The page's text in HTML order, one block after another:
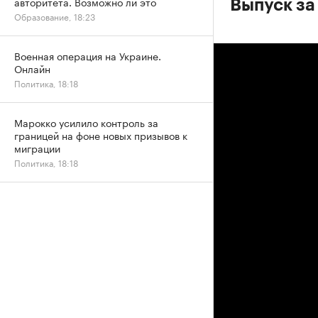
Выпуск
Образование, 18:23
Военная операция на Украине.
Онлайн
Политика, 18:18
Марокко усилило контроль за
границей на фоне новых призывов к
миграции
Политика, 18:18